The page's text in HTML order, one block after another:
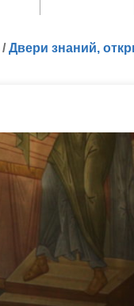
/Двери знаний,